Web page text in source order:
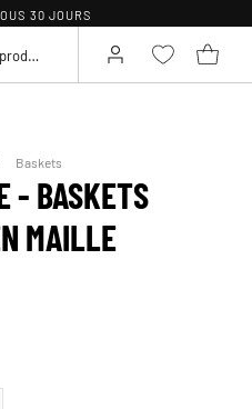
30 JOURS
Baskets
- BASKETS
MAILLE